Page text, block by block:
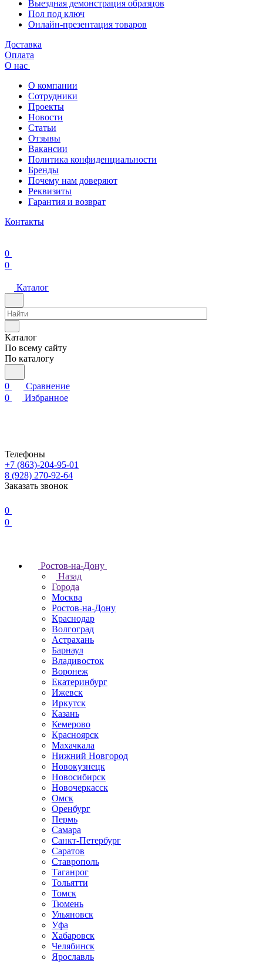
Выездная демонстрация образцов
Пол под ключ
Онлайн-презентация товаров
Доставка
Оплата
О нас
О компании
Сотрудники
Проекты
Новости
Статьи
Отзывы
Вакансии
Политика конфиденциальности
Бренды
Почему нам доверяют
Реквизиты
Гарантия и возврат
Контакты
0
0
Каталог
Каталог
По всему сайту
По каталогу
0
Сравнение
0
Избранное
Телефоны
+7 (863)-204-95-01
8 (928) 270-92-64
Заказать звонок
0
0
Ростов-на-Дону
Назад
Города
Москва
Ростов-на-Дону
Краснодар
Волгоград
Астрахань
Барнаул
Владивосток
Воронеж
Екатеринбург
Ижевск
Иркутск
Казань
Кемерово
Красноярск
Махачкала
Нижний Новгород
Новокузнецк
Новосибирск
Новочеркаcск
Омск
Оренбург
Пермь
Самара
Санкт-Петербург
Саратов
Ставрополь
Таганрог
Тольятти
Томск
Тюмень
Ульяновск
Уфа
Хабаровск
Челябинск
Ярославль